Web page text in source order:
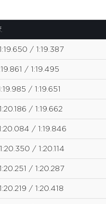
/ 1:19.387
/ 1:19.495
/ 1:19.651
/ 1:19.662
/ 1:19.846
/ 1:20.114
/ 1:20.287
/ 1:20.418